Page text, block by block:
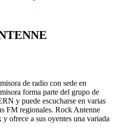
de radio con sede en
forma parte del grupo de
y puede escucharse en varias
FM regionales. Rock Antenne
ofrece a sus oyentes una variada